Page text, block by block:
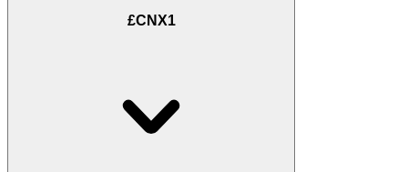
£CNX1